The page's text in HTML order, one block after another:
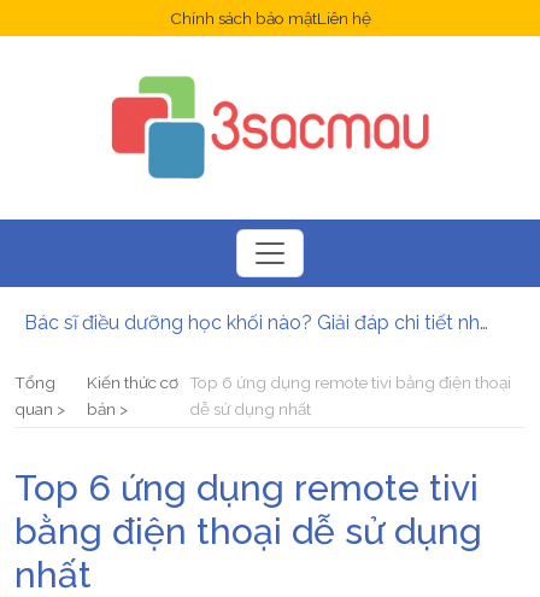
Chính sách bảo mậtLiên hệ
Bác sĩ điều dưỡng học khối nào? Giải đáp chi tiết nhất
Ứng dụng Opera là gì? Hướng dẫn cách tải và cài đặt Opera
Tổng
quan
Kiến thức cơ
bản
Top 6 ứng dụng remote tivi bằng điện thoại
dễ sử dụng nhất
Top 6 ứng dụng remote tivi
bằng điện thoại dễ sử dụng
nhất